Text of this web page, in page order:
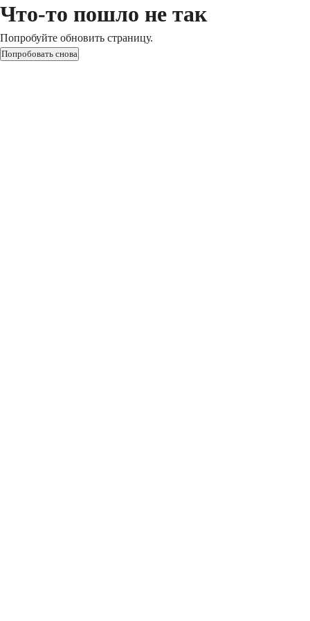
Что-то пошло не так
Попробуйте обновить страницу.
Попробовать снова